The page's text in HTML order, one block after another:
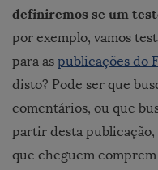
definiremos se um
por exemplo, vamos
para as publicações do
disto? Pode ser que
comentários, ou que
partir desta publicação,
que cheguem